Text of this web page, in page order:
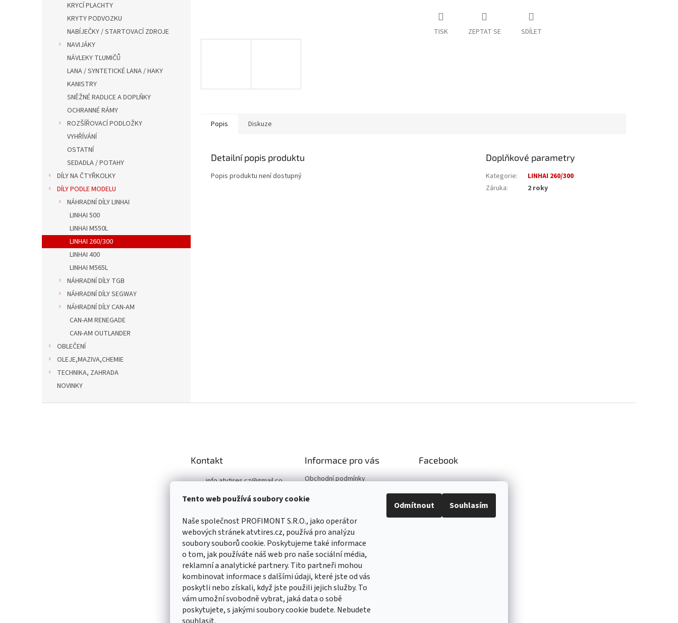
Tento web používá soubory cookie
Naše společnost PROFIMONT S.R.O., jako operátor
webových stránek atvtires.cz, používá pro analýzu
soubory souborů cookie. Poskytujeme také informace
o tom, jak používáte náš web pro naše sociální média,
reklamní a analytické partnery. Tito partneři mohou
kombinovat informace s dalšími údaji, které jste od vás
poskytli nebo získali, když jste použili jejich služby. To
vám umožní svobodně vybrat, jaká data o sobě
poskytujete, s jakými soubory cookie budete. Nebudete
Odmítnout Souhlasím
KRYCÍ PLACHTY
KRYTY PODVOZKU
NABÍJEČKY / STARTOVACÍ ZDROJE
NAVIJÁKY
NÁVLEKY TLUMIČŮ
LANA / SYNTETICKÉ LANA / HAKY
KANISTRY
SNĚŽNÉ RADLICE A DOPLŇKY
OCHRANNÉ RÁMY
ROZŠÍŘOVACÍ PODLOŽKY
VYHŘÍVÁNÍ
OSTATNÍ
SEDADLA / POTAHY
DÍLY NA ČTYŘKOLKY
DÍLY PODLE MODELU
NÁHRADNÍ DÍLY LINHAI
LINHAI 500
LINHAI M550L
LINHAI 260/300
LINHAI 400
LINHAI M565L
NÁHRADNÍ DÍLY TGB
NÁHRADNÍ DÍLY SEGWAY
NÁHRADNÍ DÍLY CAN-AM
CAN-AM RENEGADE
CAN-AM OUTLANDER
OBLEČENÍ
OLEJE,MAZIVA,CHEMIE
TECHNIKA, ZAHRADA
NOVINKY
TISK ZEPTAT SE SDÍLET
Popis Diskuze
Detailní popis produktu
Popis produktu není dostupný
Doplňkové parametry
Kategorie:
LINHAI 260/300
Záruka: 2 roky
Kontakt
info.atvtires.cz@gmail.co
+421 907 364 647
https://www.facebook.co
m/ATVTirescz-109291744
990395
https://www.facebook.co
m/ATVTirescz-109291744
990395
Informace pro vás
Obchodní podmínky
Podmínky ochrany osobních
údajů
Reklamace
Facebook